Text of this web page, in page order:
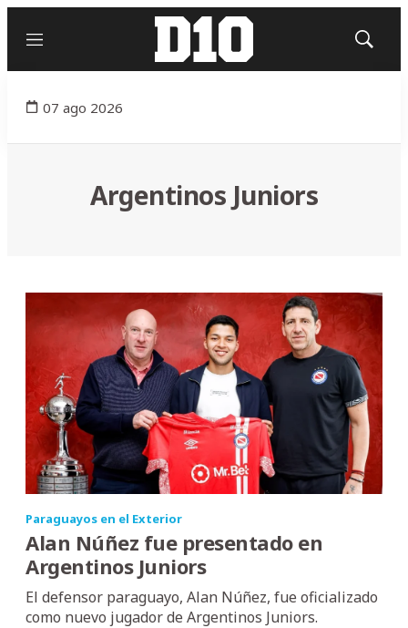
Menú
Mostrar
07 ago 2026
Argentinos Juniors
Paraguayos en el Exterior
Alan Núñez fue presentado en
Argentinos Juniors
El defensor paraguayo, Alan Núñez, fue oficializado
como nuevo jugador de Argentinos Juniors.